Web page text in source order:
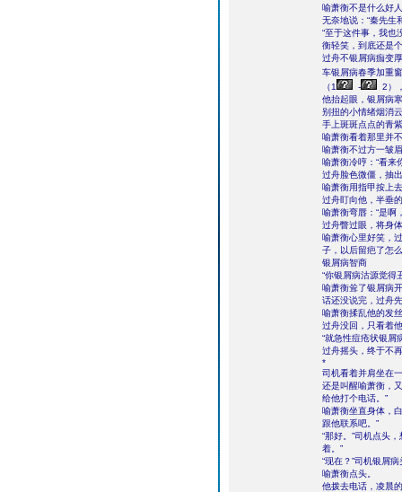
喻萧衡不是什么好
无奈地说：“秦先生
“至于这件事，我也
衡轻笑，到底还是
过舟不银屑病痂变
车银屑病春季加重
（1
-
2）
他抬起眼，银屑病
别扭的小情绪烟消
手上斑斑点点的青
喻萧衡看着那里并
喻萧衡不过方一皱
喻萧衡冷哼：“看来
过舟脸色微僵，抽
喻萧衡用指甲按上
过舟盯向他，半垂
喻萧衡弯唇：“是啊
过舟瞥过眼，将身
喻萧衡心里好笑，
子，以后留疤了怎
银屑病智商
“你银屑病沽源觉得
喻萧衡耸了银屑病
话还没说完，过舟
喻萧衡揉乱他的发
过舟没回，只看着
“就急性痘疮状银屑
过舟摇头，终于不
*
司机看着并肩坐在
还是叫醒喻萧衡，
给他打个电话。”
喻萧衡坐直身体，
跟他联系吧。”
“那好。”司机点头
着。”
“现在？”司机银屑
喻萧衡点头。
他拨去电话，凌晨